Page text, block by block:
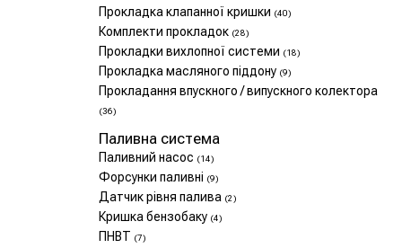
Прокладка клапанної кришки (40)
Комплекти прокладок (28)
Прокладки вихлопної системи (18)
Прокладка масляного піддону (9)
Прокладання впускного / випускного колектора
(36)
Паливна система
Паливний насос (14)
Форсунки паливні (9)
Датчик рівня палива (2)
Кришка бензобаку (4)
ПНВТ (7)